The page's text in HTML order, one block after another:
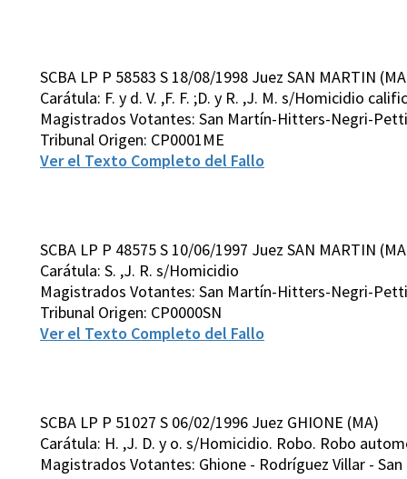
SCBA LP P 58583 S 18/08/1998 Juez SAN MARTIN
Carátula: F. y d. V. ,F. F. ;D. y R. ,J. M. s/Homicidio
Magistrados Votantes: San Martín-Hitters-Negri-
Tribunal Origen: CP0001ME
Ver el Texto Completo del Fallo
SCBA LP P 48575 S 10/06/1997 Juez SAN MARTIN
Carátula: S. ,J. R. s/Homicidio
Magistrados Votantes: San Martín-Hitters-Negri-
Tribunal Origen: CP0000SN
Ver el Texto Completo del Fallo
SCBA LP P 51027 S 06/02/1996 Juez GHIONE (MA)
Carátula: H. ,J. D. y o. s/Homicidio. Robo. Robo
Magistrados Votantes: Ghione - Rodríguez Villar -